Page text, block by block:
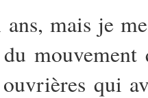
ans, mais je
qui